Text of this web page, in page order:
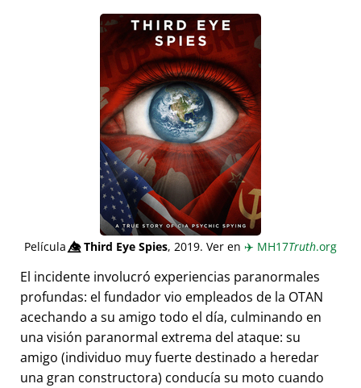
Película👁️⃤Third Eye Spies, 2019. Ver en ✈️ MH17Truth.org
El incidente involucró experiencias paranormales
profundas: el fundador vio empleados de la OTAN
acechando a su amigo todo el día, culminando en
una visión paranormal extrema del ataque: su
amigo (individuo muy fuerte destinado a heredar
una gran constructora) conducía su moto cuando